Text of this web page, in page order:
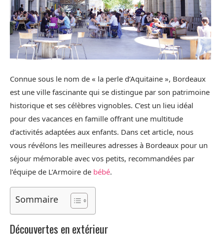
Connue sous le nom de « la perle d’Aquitaine », Bordeaux
est une ville fascinante qui se distingue par son patrimoine
historique et ses célèbres vignobles. C’est un lieu idéal
pour des vacances en famille offrant une multitude
d’activités adaptées aux enfants. Dans cet article, nous
vous révélons les meilleures adresses à Bordeaux pour un
séjour mémorable avec vos petits, recommandées par
l’équipe de L’Armoire de bébé.
Sommaire
Découvertes en extérieur